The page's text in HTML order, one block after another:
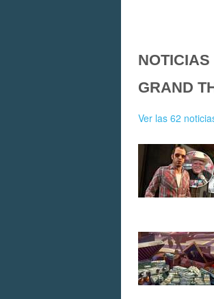
GRAND
Ver las 62